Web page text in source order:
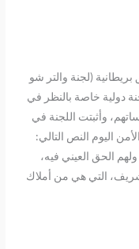
(لجنة والتر شو
لجنة دولية خاصة بالنظر في
وأثبتت اللجنة في
اليوم النص التالي:
الحق العيني فيه،
التي هي من أملاك